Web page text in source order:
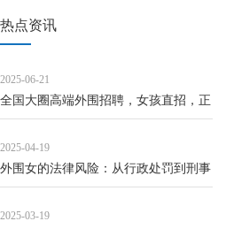
热点资讯
2025-06-21
全国大圈高端外围招聘，女孩直招，正
2025-04-19
外围女的法律风险：从行政处罚到刑事
2025-03-19